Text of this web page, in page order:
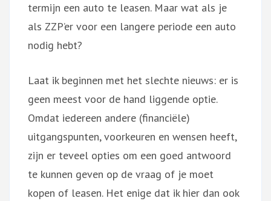
termijn een auto te leasen. Maar wat als je
als ZZP’er voor een langere periode een auto
nodig hebt?
Laat ik beginnen met het slechte nieuws: er is
geen meest voor de hand liggende optie.
Omdat iedereen andere (financiële)
uitgangspunten, voorkeuren en wensen heeft,
zijn er teveel opties om een goed antwoord
te kunnen geven op de vraag of je moet
kopen of leasen. Het enige dat ik hier dan ook